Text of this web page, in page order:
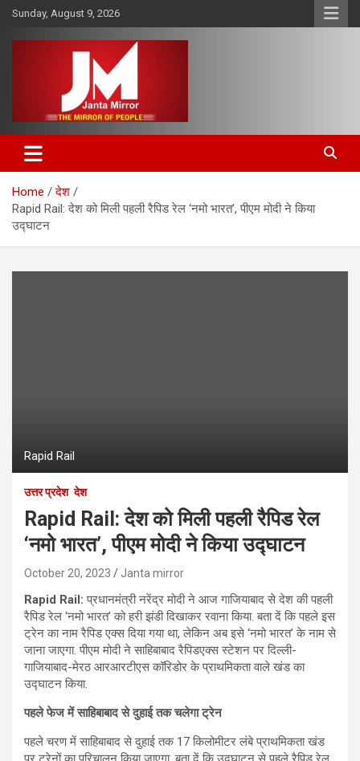
Skip
content
Sunday, August 9, 2026
Janta Mirror
Home
देश
Rapid Rail: देश को मिली पहली रैपिड रेल ‘नमो भारत’, पीएम मोदी ने किया
उद्घाटन
Rapid Rail
उत्तर प्रदेश देश
Rapid Rail: देश को मिली पहली रैपिड रेल
‘नमो भारत’, पीएम मोदी ने किया उद्घाटन
October 20, 2023 Janta mirror
Rapid Rail: प्रधानमंत्री नरेंद्र मोदी ने आज गाजियाबाद से देश की पहली
रैपिड रेल ‘नमो भारत’ को हरी झंडी दिखाकर रवाना किया. बता दें कि पहले इस
ट्रेन का नाम रैपिड एक्स दिया गया था, लेकिन अब इसे ‘नमो भारत’ के नाम से
जाना जाएगा. पीएम मोदी ने साहिबाबाद रैपिडएक्स स्टेशन पर दिल्ली-
गाजियाबाद-मेरठ आरआरटीएस कॉरिडोर के प्राथमिकता वाले खंड का
उद्घाटन किया.
पहले फेज में साहिबाबाद से दुहाई तक चलेगा ट्रेन
पहले चरण में साहिबाबाद से दुहाई तक 17 किलोमीटर लंबे प्राथमिकता खंड